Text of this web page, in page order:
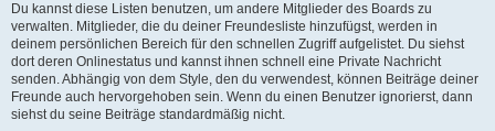
Du kannst diese Listen benutzen, um andere Mitglieder des Boards zu
verwalten. Mitglieder, die du deiner Freundesliste hinzufügst, werden in
deinem persönlichen Bereich für den schnellen Zugriff aufgelistet. Du siehst
dort deren Onlinestatus und kannst ihnen schnell eine Private Nachricht
senden. Abhängig von dem Style, den du verwendest, können Beiträge deiner
Freunde auch hervorgehoben sein. Wenn du einen Benutzer ignorierst, dann
siehst du seine Beiträge standardmäßig nicht.